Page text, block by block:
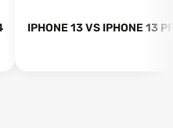
IPHONE 13 VS IPHONE 13